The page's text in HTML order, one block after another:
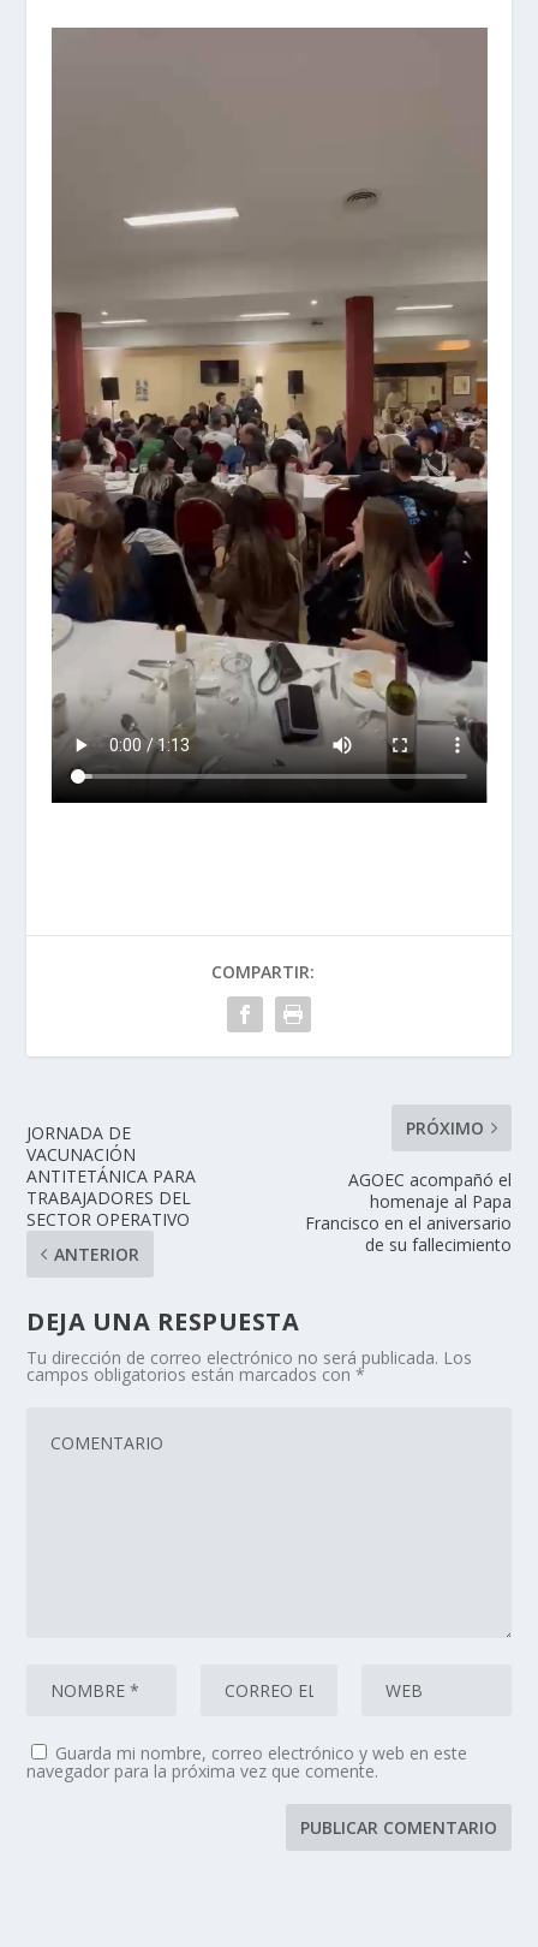
COMPARTIR:
JORNADA DE
VACUNACIÓN
ANTITETÁNICA PARA
TRABAJADORES DEL
SECTOR OPERATIVO
ANTERIOR
PRÓXIMO
AGOEC acompañó el
homenaje al Papa
Francisco en el aniversario
de su fallecimiento
DEJA UNA RESPUESTA
Tu dirección de correo electrónico no será publicada. Los
campos obligatorios están marcados con*
Guarda mi nombre, correo electrónico y web en este
navegador para la próxima vez que comente.